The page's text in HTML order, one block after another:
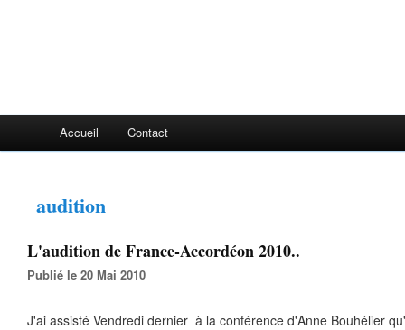
Accueil Contact
audition
L'audition de France-Accordéon 2010..
Publié le 20 Mai 2010
J'ai assisté Vendredi dernier à la conférence d'Anne Bouhélier